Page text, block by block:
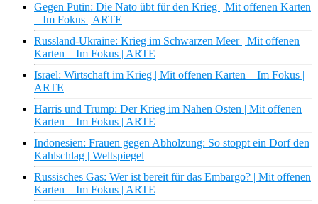
Gegen Putin: Die Nato übt für den Krieg | Mit offenen Karten
– Im Fokus | ARTE
Russland-Ukraine: Krieg im Schwarzen Meer | Mit offenen
Karten – Im Fokus | ARTE
Israel: Wirtschaft im Krieg | Mit offenen Karten – Im Fokus |
ARTE
Harris und Trump: Der Krieg im Nahen Osten | Mit offenen
Karten – Im Fokus | ARTE
Indonesien: Frauen gegen Abholzung: So stoppt ein Dorf den
Kahlschlag | Weltspiegel
Russisches Gas: Wer ist bereit für das Embargo? | Mit offenen
Karten – Im Fokus | ARTE